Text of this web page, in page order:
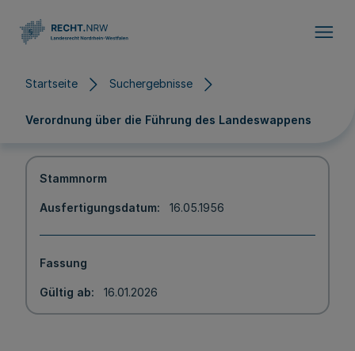
Startseite Suchergebnisse
Verordnung über die Führung des Landeswappens
Stammnorm
Ausfertigungsdatum 16.05.1956
Fassung
Gültig ab 16.01.2026